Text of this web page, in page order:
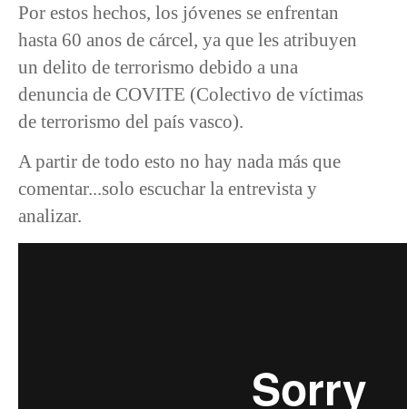
Por estos hechos, los jóvenes se enfrentan
hasta 60 anos de cárcel, ya que les atribuyen
un delito de terrorismo debido a una
denuncia de COVITE (Colectivo de víctimas
de terrorismo del país vasco).
A partir de todo esto no hay nada más que
comentar...solo escuchar la entrevista y
analizar.